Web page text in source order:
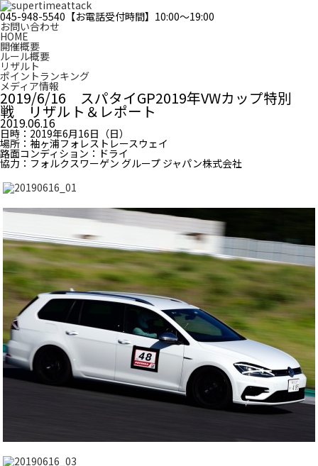
045-948-5540 【お電話受付時間】10:00〜19:00
お問い合わせ
HOME
開催概要
ルール概要
リザルト
ポイントランキング
メディア情報
2019/6/16 スパタイGP2019年VWカップ特別
戦 リザルト＆レポート
2019.06.16
日時：2019年6月16日（日）
場所：袖ヶ浦フォレストレースウェイ
路面コンディション：ドライ
協力：フォルクスワーゲン グループ ジャパン株式会社